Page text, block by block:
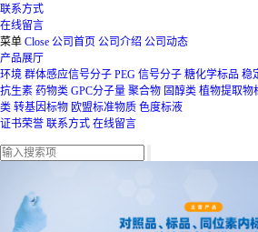
联系方式
在线留言
菜单 Close 公司首页 公司介绍 公司动态
产品展厅
环境 群体感应信号分子 PEG 信号分子 糖化学标品 稳
抗生素 药物类 GPC分子量 聚合物 固醇类 植物提取物
类 转基因标物 欧盟标准物质 色度标液
证书荣誉 联系方式 在线留言